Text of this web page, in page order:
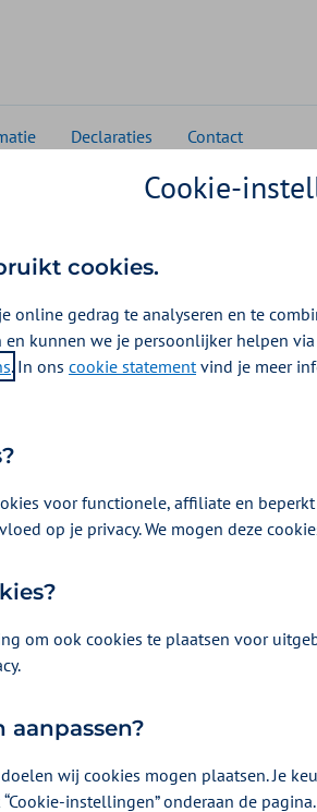
Declaraties Contact
zorgvraag harder stijgt
de beschikbare capaciteit
op innovatie en
heeft houdt toegang tot
zelf op te lossen. Zorg
voor alles.
Cookie-
cookies.
online gedrag te analyseren en te
kunnen we je persoonlijker helpen
. In ons cookie statementvind je meer
voor functionele, affiliate en
op je privacy. We mogen deze
om ook cookies te plaatsen voor
aanpassen?
wij cookies mogen plaatsen. Je
instellingen” onderaan de pagina.